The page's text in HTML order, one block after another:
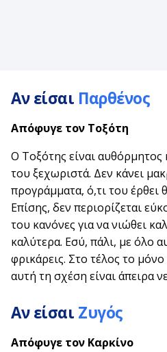
Αν είσαι Παρθένος
Απόφυγε τον Τοξότη
Ο Τοξότης είναι αυθόρμητος
του ξεχωριστά. Δεν κάνει
προγράμματα, ό,τι του έρθει
Επίσης, δεν περιορίζεται
του κανόνες για να νιώθει
καλύτερα. Εσύ, πάλι, με όλο
φρικάρεις. Στο τέλος το
αυτή τη σχέση είναι άπειρα
Αν είσαι Ζυγός
Απόφυγε τον Καρκίνο